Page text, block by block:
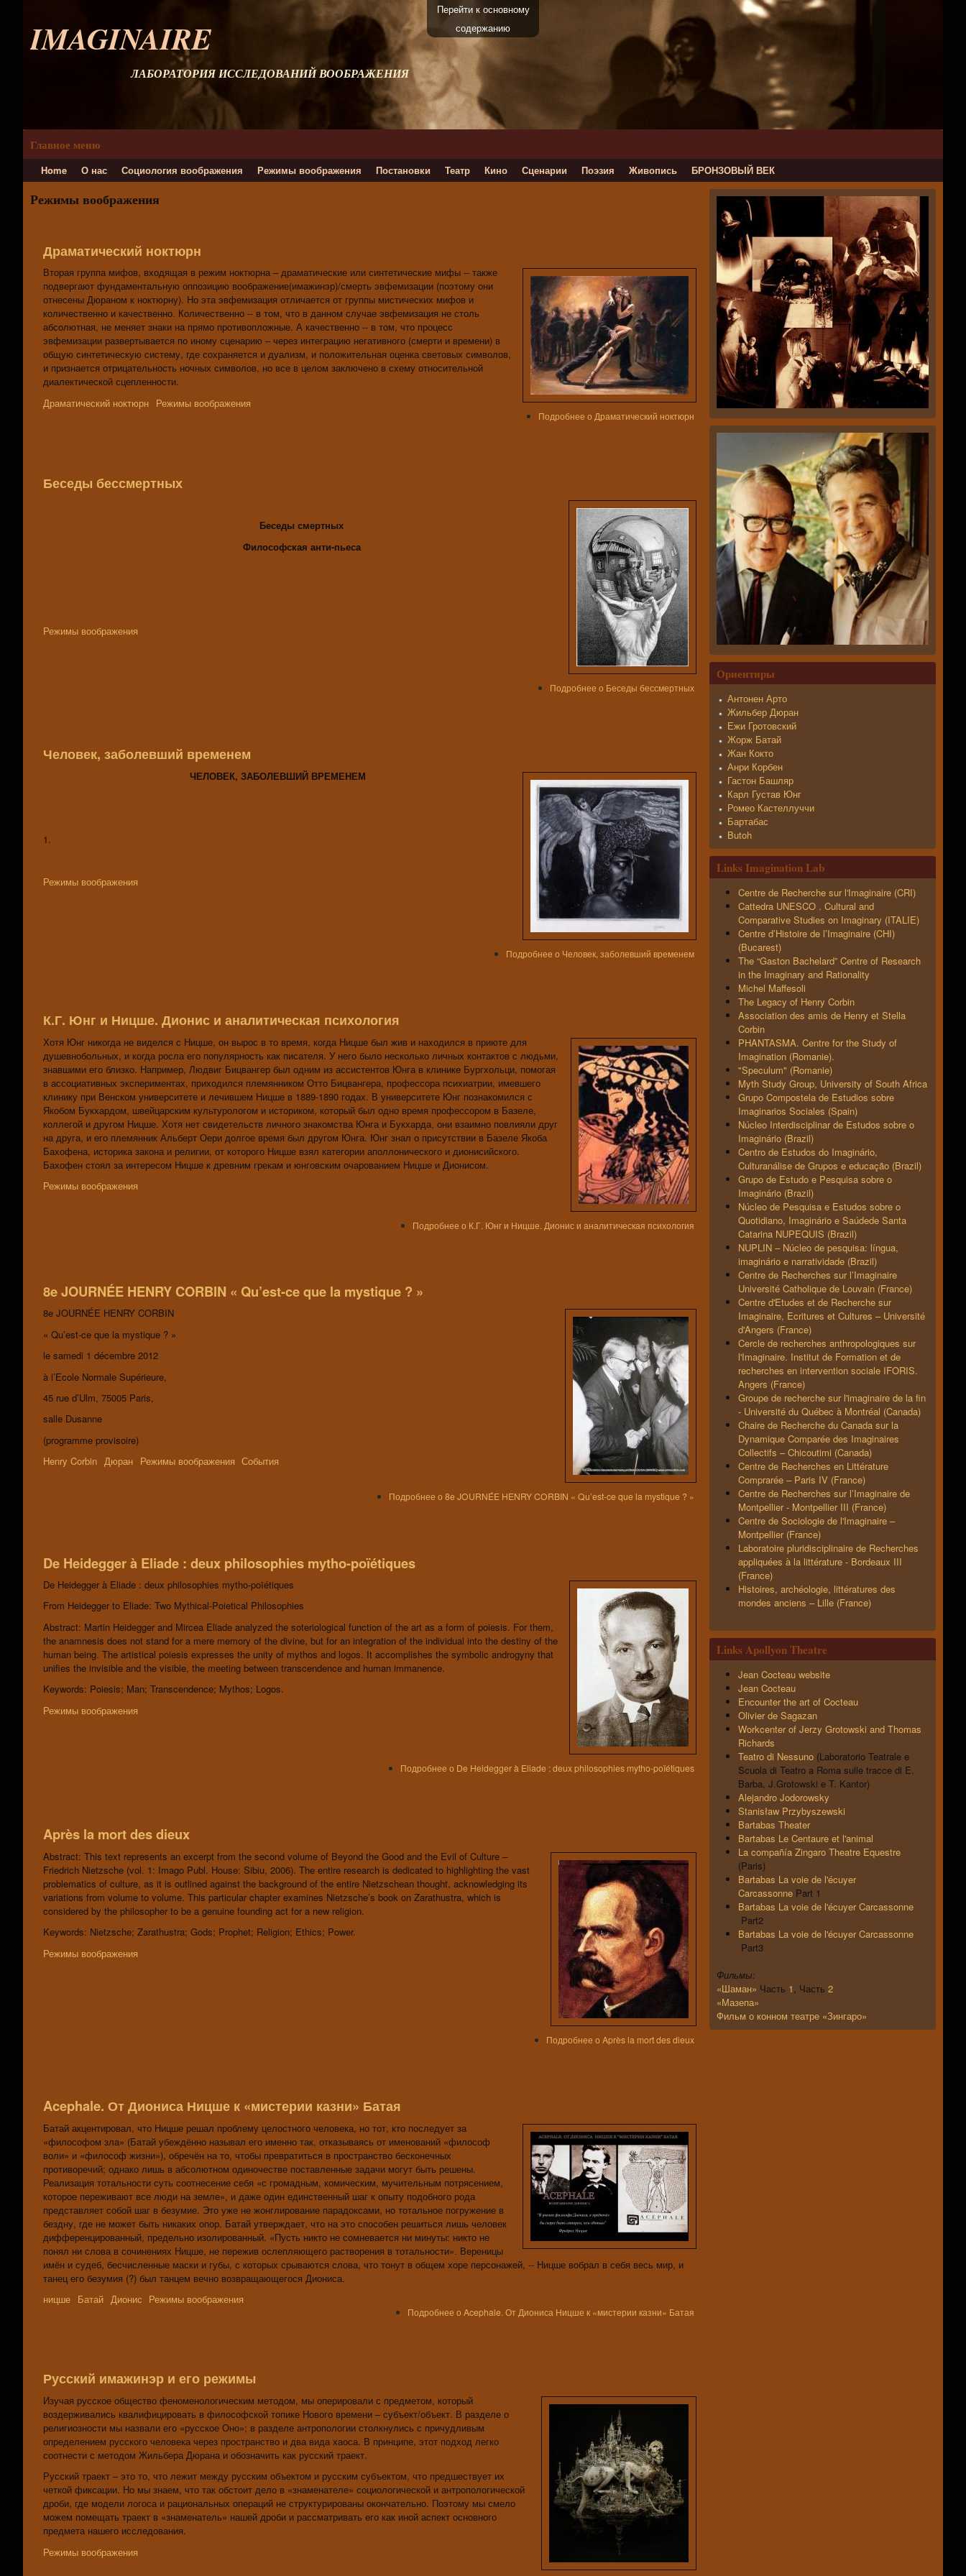
Перейти к основному
содержанию
IMAGINAIRE
ЛАБОРАТОРИЯ ИССЛЕДОВАНИЙ ВООБРАЖЕНИЯ
Главное меню
Home О нас Социология воображения Режимы воображения Постановки Театр Кино Сценарии Поэзия Живопись БРОНЗОВЫЙ ВЕК
Режимы воображения
Драматический ноктюрн
Вторая группа мифов, входящая в режим ноктюрна – драматические или синтетические мифы -- также
подвергают фундаментальную оппозицию воображение(имажинэр)/смерть эвфемизации (поэтому они
отнесены Дюраном к ноктюрну). Но эта эвфемизация отличается от группы мистических мифов и
количественно и качественно. Количественно -- в том, что в данном случае эвфемизация не столь
абсолютная, не меняет знаки на прямо противопложные. А качественно -- в том, что процесс
эвфемизации развертывается по иному сценарию – через интеграцию негативного (смерти и времени) в
общую синтетическую систему, где сохраняется и дуализм, и положительная оценка световых символов,
и признается отрицательность ночных символов, но все в целом заключено в схему относительной
диалектической сцепленности.
Драматический ноктюрн Режимы воображения
Подробнее о Драматический ноктюрн
Беседы бессмертных
Беседы смертных
Философская анти-пьеса
Режимы воображения
Подробнее о Беседы бессмертных
Человек, заболевший временем
ЧЕЛОВЕК, ЗАБОЛЕВШИЙ ВРЕМЕНЕМ
1.
Режимы воображения
Подробнее о Человек, заболевший временем
К.Г. Юнг и Ницше. Дионис и аналитическая психология
Хотя Юнг никогда не виделся с Ницше, он вырос в то время, когда Ницше был жив и находился в приюте для
душевнобольных, и когда росла его популярность как писателя. У него было несколько личных контактов с людьми,
знавшими его близко. Например, Людвиг Бицвангер был одним из ассистентов Юнга в клинике Бургхольци, помогая
в ассоциативных экспериментах, приходился племянником Отто Бицвангера, профессора психиатрии, имевшего
клинику при Венском университете и лечившем Ницше в 1889-1890 годах. В университете Юнг познакомился с
Якобом Букхардом, швейцарским культурологом и историком, который был одно время профессором в Базеле,
коллегой и другом Ницше. Хотя нет свидетельств личного знакомства Юнга и Букхарда, они взаимно повлияли друг
на друга, и его племянник Альберт Оери долгое время был другом Юнга. Юнг знал о присутствии в Базеле Якоба
Бахофена, историка закона и религии, от которого Ницше взял категории аполлонического и дионисийского.
Бахофен стоял за интересом Ницше к древним грекам и юнговским очарованием Ницше и Дионисом.
Режимы воображения
Подробнее о К.Г. Юнг и Ницше. Дионис и аналитическая психология
8e JOURNÉE HENRY CORBIN « Qu’est-ce que la mystique ? »
8e JOURNÉE HENRY CORBIN
« Qu’est-ce que la mystique ? »
le samedi 1 décembre 2012
à l’Ecole Normale Supérieure,
45 rue d’Ulm, 75005 Paris,
salle Dusanne
(programme provisoire)
Henry Corbin Дюран Режимы воображения События
Подробнее о 8e JOURNÉE HENRY CORBIN « Qu’est-ce que la mystique ? »
De Heidegger à Eliade : deux philosophies mytho-poïétiques
De Heidegger à Eliade : deux philosophies mytho-poïétiques
From Heidegger to Eliade: Two Mythical-Poietical Philosophies
Abstract: Martin Heidegger and Mircea Eliade analyzed the soteriological function of the art as a form of poiesis. For them,
the anamnesis does not stand for a mere memory of the divine, but for an integration of the individual into the destiny of the
human being. The artistical poiesis expresses the unity of mythos and logos. It accomplishes the symbolic androgyny that
unifies the invisible and the visible, the meeting between transcendence and human immanence.
Keywords: Poiesis; Man; Transcendence; Mythos; Logos.
Режимы воображения
Подробнее о De Heidegger à Eliade : deux philosophies mytho-poïétiques
Après la mort des dieux
Abstract: This text represents an excerpt from the second volume of Beyond the Good and the Evil of Culture –
Friedrich Nietzsche (vol. 1: Imago Publ. House: Sibiu, 2006). The entire research is dedicated to highlighting the vast
proble­matics of culture, as it is outlined against the background of the entire Nietzschean thought, acknowledging its
variations from volume to volume. This particular chapter examines Nietzsche’s book on Zarathustra, which is
considered by the philosopher to be a genuine founding act for a new religion.
Keywords: Nietzsche; Zarathustra; Gods; Prophet; Religion; Ethics; Power.
Режимы воображения
Подробнее о Après la mort des dieux
Acephale. От Диониса Ницше к «мистерии казни» Батая
Батай акцентировал, что Ницше решал проблему целостного человека, но тот, кто последует за
«философом зла» (Батай убеждённо называл его именно так, отказываясь от именований «философ
воли» и «философ жизни»), обречён на то, чтобы превратиться в пространство бесконечных
противоречий; однако лишь в абсолютном одиночестве поставленные задачи могут быть решены.
Реализация тотальности суть соотнесение себя «с громадным, комическим, мучительным потрясением,
которое переживают все люди на земле», и даже один единственный шаг к опыту подобного рода
представляет собой шаг в безумие. Это уже не жонглирование парадоксами, но тотальное погружение в
бездну, где не может быть никаких опор. Батай утверждает, что на это способен решиться лишь человек
дифференцированный, предельно изолированный. «Пусть никто не сомневается ни минуты: никто не
понял ни слова в сочинениях Ницше, не пережив ослепляющего растворения в тотальности». Вереницы
имён и судеб, бесчисленные маски и губы, с которых срываются слова, что тонут в общем хоре персонажей, -- Ницше вобрал в себя весь мир, и
танец его безумия (?) был танцем вечно возвращающегося Диониса.
ницше Батай Дионис Режимы воображения
Подробнее о Acephale. От Диониса Ницше к «мистерии казни» Батая
Русский имажинэр и его режимы
Изучая русское общество феноменологическим методом, мы оперировали с предметом, который
воздерживались квалифицировать в философской топике Нового времени – субъект/объект. В разделе о
религиозности мы назвали его «русское Оно»; в разделе антропологии столкнулись с причудливым
определением русского человека через пространство и два вида хаоса. В принципе, этот подход легко
соотнести с методом Жильбера Дюрана и обозначить как русский траект.
Русский траект – это то, что лежит между русским объектом и русским субъектом, что предшествует их
четкой фиксации. Но мы знаем, что так обстоит дело в «знаменателе» социологической и антропологической
дроби, где модели логоса и рациональных операций не структурированы окончательно. Поэтому мы смело
можем помещать траект в «знаменатель» нашей дроби и рассматривать его как иной аспект основного
предмета нашего исследования.
Режимы воображения
Ориентиры
Антонен Арто
Жильбер Дюран
Ежи Гротовский
Жорж Батай
Жан Кокто
Анри Корбен
Гастон Башляр
Карл Густав Юнг
Ромео Кастеллуччи
Бартабас
Butoh
Links Imagination Lab
Centre de Recherche sur l'Imaginaire (CRI)
Cattedra UNESCO . Cultural and
Comparative Studies on Imaginary (ITALIE)
Centre d’Histoire de l’Imaginaire (CHI)
(Bucarest)
The “Gaston Bachelard” Centre of Research
in the Imaginary and Rationality
Michel Maffesoli
The Legacy of Henry Corbin
Association des amis de Henry et Stella
Corbin
PHANTASMA. Centre for the Study of
Imagination (Romanie).
"Speculum" (Romanie)
Myth Study Group, University of South Africa
Grupo Compostela de Estudios sobre
Imaginarios Sociales (Spain)
Núcleo Interdisciplinar de Estudos sobre o
Imaginário (Brazil)
Centro de Estudos do Imaginário,
Culturanálise de Grupos e educação (Brazil)
Grupo de Estudo e Pesquisa sobre o
Imaginário (Brazil)
Núcleo de Pesquisa e Estudos sobre o
Quotidiano, Imaginário e Saúdede Santa
Catarina NUPEQUIS (Brazil)
NUPLIN – Núcleo de pesquisa: língua,
imaginário e narratividade (Brazil)
Centre de Recherches sur l’Imaginaire
Université Catholique de Louvain (France)
Centre d'Etudes et de Recherche sur
Imaginaire, Ecritures et Cultures – Université
d'Angers (France)
Cercle de recherches anthropologiques sur
l'Imaginaire. Institut de Formation et de
recherches en intervention sociale IFORIS.
Angers (France)
Groupe de recherche sur l'imaginaire de la fin
- Université du Québec à Montréal (Canada)
Chaire de Recherche du Canada sur la
Dynamique Comparée des Imaginaires
Collectifs – Chicoutimi (Canada)
Centre de Recherches en Littérature
Comprarée – Paris IV (France)
Centre de Recherches sur l’Imaginaire de
Montpellier - Montpellier III (France)
Centre de Sociologie de l'Imaginaire –
Montpellier (France)
Laboratoire pluridisciplinaire de Recherches
appliquées à la littérature - Bordeaux III
(France)
Histoires, archéologie, littératures des
mondes anciens – Lille (France)
Links Apollyon Theatre
Jean Cocteau website
Jean Cocteau
Encounter the art of Cocteau
Olivier de Sagazan
Workcenter of Jerzy Grotowski and Thomas
Richards
Teatro di Nessuno (Laboratorio Teatrale e
Scuola di Teatro a Roma sulle tracce di E.
Barba, J.Grotowski e T. Kantor)
Alejandro Jodorowsky
Stanisław Przybyszewski
Bartabas Theater
Bartabas Le Centaure et l'animal
La compañía Zingaro Theatre Equestre
(Paris)
Bartabas La voie de l'écuyer
Carcassonne Part 1
Bartabas La voie de l'écuyer Carcassonne
Part2
Bartabas La voie de l'écuyer Carcassonne
Part3
Фильмы:
«Шаман» Часть 1, Часть 2
«Мазепа»
Фильм о конном театре «Зингаро»